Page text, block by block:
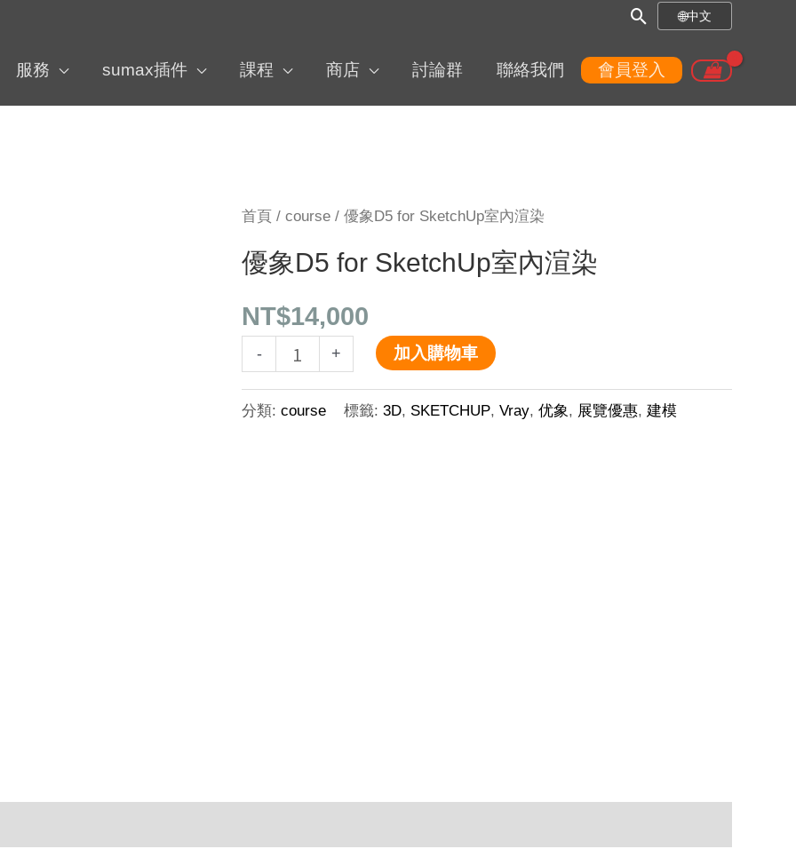
搜
框
🌐中文
服務 sumax插件 課程 商店 討論群 聯絡我們 會員登入
首頁 / course / 優象D5 for SketchUp室內渲染
優象D5 for SketchUp室內渲染
NT$14,000
-
優
D5
SketchUp
室
內
渲
+ 加入購物車
分類: course 標籤: 3D, SKETCHUP, Vray, 优象, 展覽優惠, 建模